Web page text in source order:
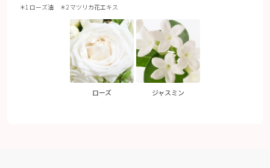
＊1 ローズ油 ＊2 マツリカ花エキス
ローズ ジャスミン